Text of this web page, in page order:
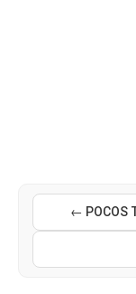
← POCOS